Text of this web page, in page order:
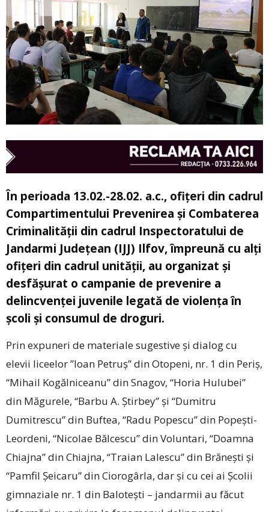
În perioada 13.02.-28.02. a.c., ofiţeri din cadrul
Compartimentului Prevenirea şi Combaterea
Criminalităţii din cadrul Inspectoratului de
Jandarmi Judeţean (IJJ) Ilfov, împreună cu alţi
ofiţeri din cadrul unităţii, au organizat şi
desfăşurat o campanie de prevenire a
delincvenţei juvenile legată de violenţa în
şcoli şi consumul de droguri.
Prin expuneri de materiale sugestive şi dialog cu
elevii liceelor ”Ioan Petruş” din Otopeni, nr. 1 din Periş,
“Mihail Kogălniceanu” din Snagov, “Horia Hulubei”
din Măgurele, “Barbu A. Ştirbey” şi “Dumitru
Dumitrescu” din Buftea, “Radu Popescu” din Popeşti-
Leordeni, “Nicolae Bălcescu” din Voluntari, “Doamna
Chiajna” din Chiajna, “Traian Lalescu” din Brăneşti şi
“Pamfil Şeicaru” din Ciorogârla, dar şi cu cei ai Şcolii
gimnaziale nr. 1 din Baloteşti – jandarmii au făcut